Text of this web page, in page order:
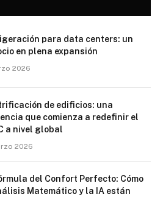
para data centers: un
en plena expansión
2026
de edificios: una
que comienza a redefinir el
a nivel global
2026
del Confort Perfecto: Cómo
Matemático y la IA están